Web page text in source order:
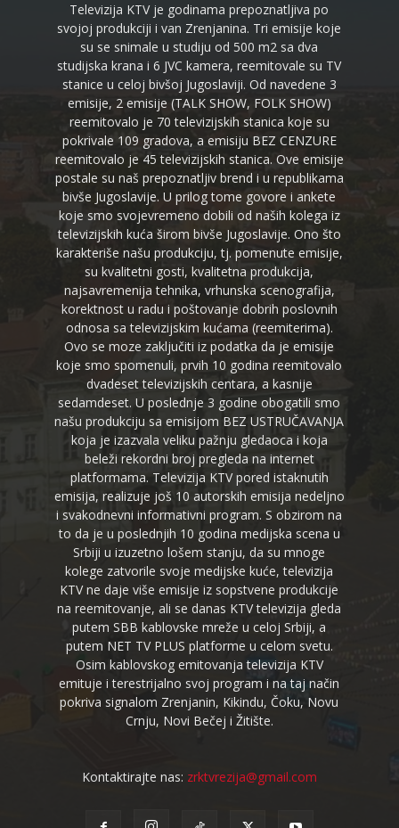
Televizija KTV je godinama prepoznatljiva po
svojoj produkciji i van Zrenjanina. Tri emisije koje
su se snimale u studiju od 500 m2 sa dva
studijska krana i 6 JVC kamera, reemitovale su TV
stanice u celoj bivšoj Jugoslaviji. Od navedene 3
emisije, 2 emisije (TALK SHOW, FOLK SHOW)
reemitovalo je 70 televizijskih stanica koje su
pokrivale 109 gradova, a emisiju BEZ CENZURE
reemitovalo je 45 televizijskih stanica. Ove emisije
postale su naš prepoznatljiv brend i u republikama
bivše Jugoslavije. U prilog tome govore i ankete
koje smo svojevremeno dobili od naših kolega iz
televizijskih kuća širom bivše Jugoslavije. Ono što
karakteriše našu produkciju, tj. pomenute emisije,
su kvalitetni gosti, kvalitetna produkcija,
najsavremenija tehnika, vrhunska scenografija,
korektnost u radu i poštovanje dobrih poslovnih
odnosa sa televizijskim kućama (reemiterima).
Ovo se moze zaključiti iz podatka da je emisije
koje smo spomenuli, prvih 10 godina reemitovalo
dvadeset televizijskih centara, a kasnije
sedamdeset. U poslednje 3 godine obogatili smo
našu produkciju sa emisijom BEZ USTRUČAVANJA
koja je izazvala veliku pažnju gledaoca i koja
beleži rekordni broj pregleda na internet
platformama. Televizija KTV pored istaknutih
emisija, realizuje još 10 autorskih emisija nedeljno
i svakodnevni informativni program. S obzirom na
to da je u poslednjih 10 godina medijska scena u
Srbiji u izuzetno lošem stanju, da su mnoge
kolege zatvorile svoje medijske kuće, televizija
KTV ne daje više emisije iz sopstvene produkcije
na reemitovanje, ali se danas KTV televizija gleda
putem SBB kablovske mreže u celoj Srbiji, a
putem NET TV PLUS platforme u celom svetu.
Osim kablovskog emitovanja televizija KTV
emituje i terestrijalno svoj program i na taj način
pokriva signalom Zrenjanin, Kikindu, Čoku, Novu
Crnju, Novi Bečej i Žitište.
Kontaktirajte nas: zrktvrezija@gmail.com